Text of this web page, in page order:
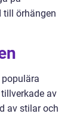
till örhängen
av
av stilar och